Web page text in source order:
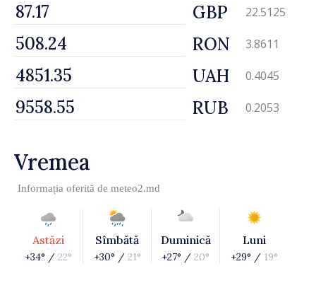
GBP 22.5125
RON 3.8611
UAH 0.4045
RUB 0.2053
Vremea
Informația oferită de meteo2.md
Astăzi
+34° / 22°
Sîmbătă
+30° / 21°
Duminică
+27° / 20°
Luni
+29° / 19°